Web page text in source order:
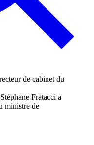
Fratacci a
ministre de